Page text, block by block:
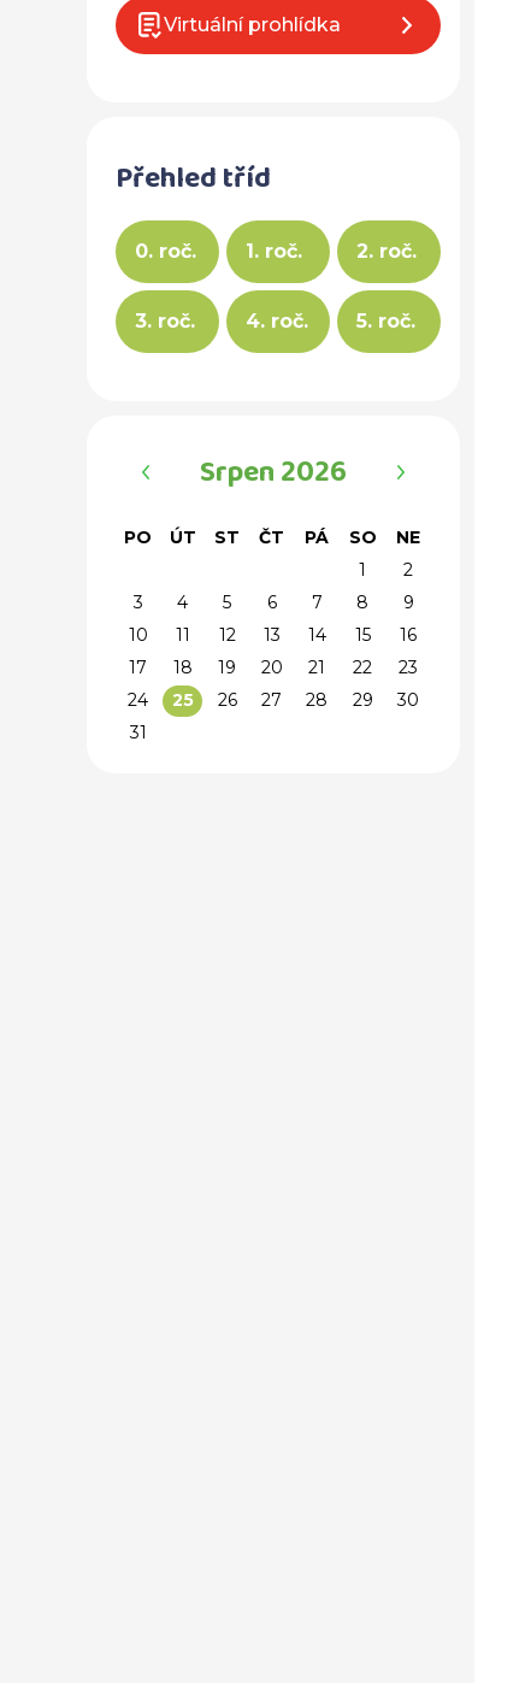
Virtuální prohlídka
Přehled tříd
0. roč. 1. roč. 2. roč.
3. roč. 4. roč. 5. roč.
Srpen 2026
PO ÚT ST ČT PÁ SO
NE
1
2
3
4 5 6 7 8
9
10
11 12 13 14 15
16
17
18 19 20 21 22
23
24
25 26 27 28 29
30
31